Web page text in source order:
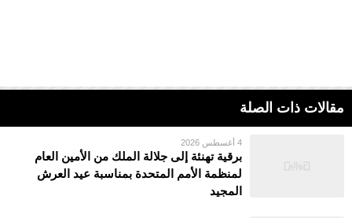
مقالات ذات الصلة
4 أغسطس 2026
برقية تهنئة إلى جلالة الملك من الأمين العام
لمنظمة الأمم المتحدة بمناسبة عيد العرش
المجيد